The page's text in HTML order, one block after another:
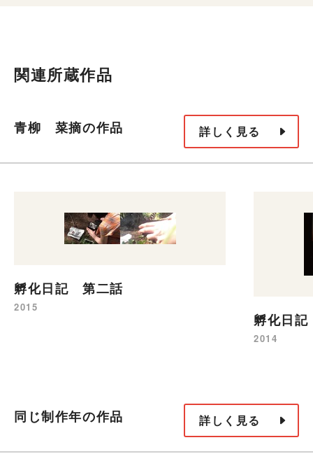
関連所蔵作品
青柳 菜摘の作品 詳しく見る
孵化日記 第二話
2015
孵化日
2014
同じ制作年の作品 詳しく見る